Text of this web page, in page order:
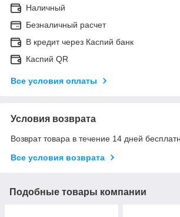
Наличный
Безналичный расчет
В кредит через Каспий банк
Каспий QR
Все условия оплаты
Условия возврата
Возврат товара в течение 14 дней
Все условия возврата
Подобные товары компании